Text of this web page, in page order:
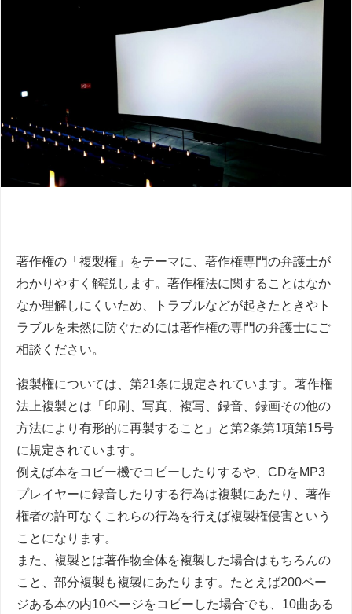
著作権の「複製権」をテーマに、著作権専門の弁護士が
わかりやすく解説します。著作権法に関することはなか
なか理解しにくいため、トラブルなどが起きたときやト
ラブルを未然に防ぐためには著作権の専門の弁護士にご
相談ください。
複製権については、第21条に規定されています。著作権
法上複製とは「印刷、写真、複写、録音、録画その他の
方法により有形的に再製すること」と第2条第1項第15号
に規定されています。
例えば本をコピー機でコピーしたりするや、CDをMP3
プレイヤーに録音したりする行為は複製にあたり、著作
権者の許可なくこれらの行為を行えば複製権侵害という
ことになります。
また、複製とは著作物全体を複製した場合はもちろんの
こと、部分複製も複製にあたります。たとえば200ペー
ジある本の内10ページをコピーした場合でも、10曲ある